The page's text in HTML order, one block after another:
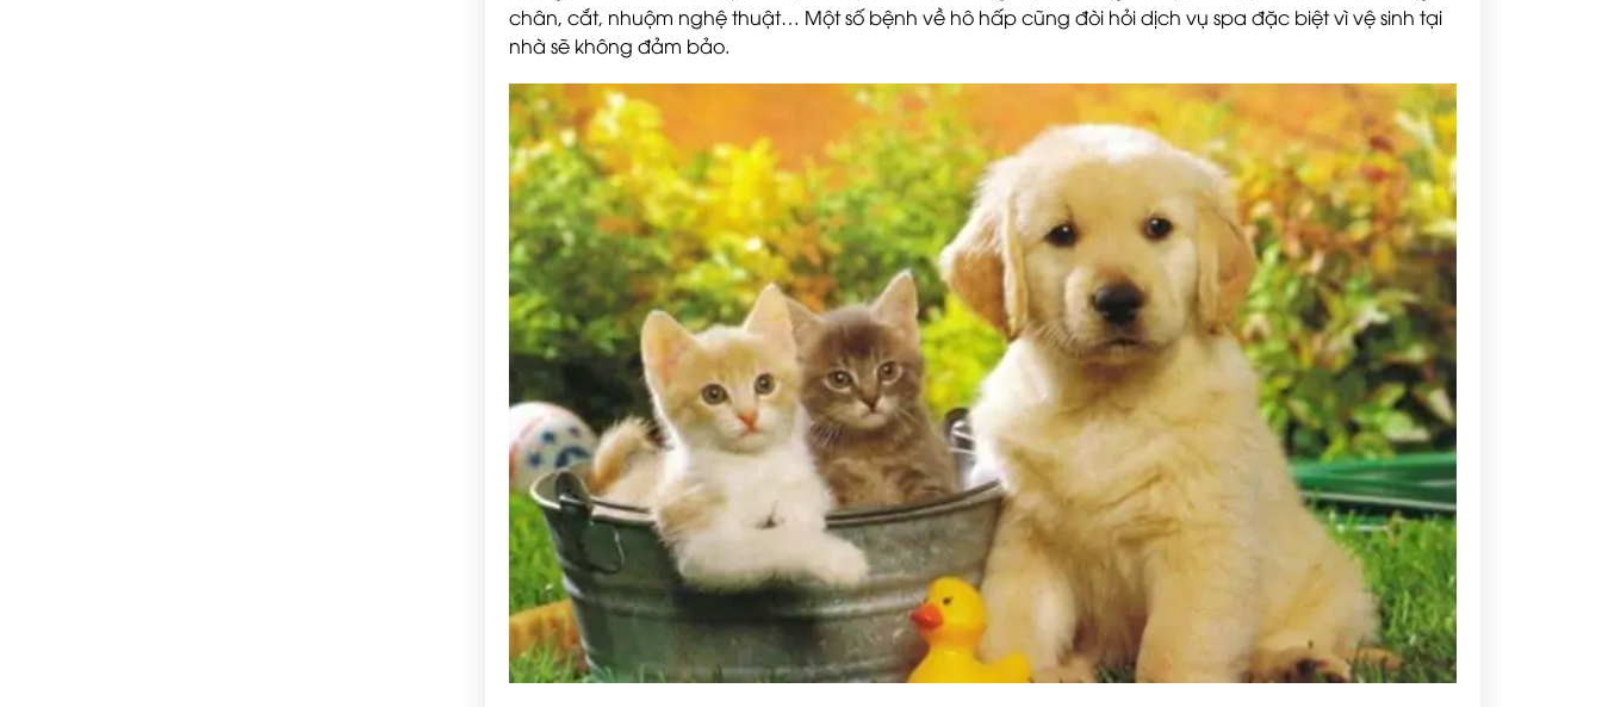
chân, cắt, nhuộm nghệ thuật… Một số bệnh về hô hấp cũng đòi hỏi dịch vụ spa đặc biệt vì vệ sinh tại
nhà sẽ không đảm bảo.